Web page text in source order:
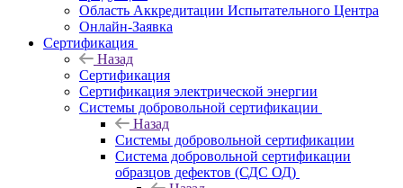
Область Аккредитации Испытательного Центра
Онлайн-Заявка
Сертификация
Назад
Сертификация
Сертификация электрической энергии
Системы добровольной сертификации
Назад
Системы добровольной сертификации
Система добровольной сертификации
образцов дефектов (СДС ОД)